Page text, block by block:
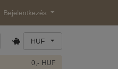
Bejelentkezés
HUF
0,- HUF